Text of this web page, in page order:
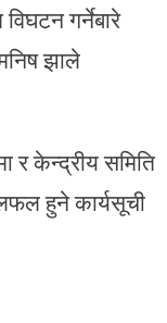
गर्नेबारे
झाले
र केन्द्रीय समिति
हुने कार्यसूची